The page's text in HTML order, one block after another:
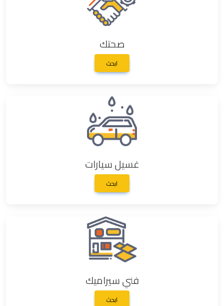
صحتك
ابحث
غسيل سيارات
ابحث
فني سيراميك
ابحث